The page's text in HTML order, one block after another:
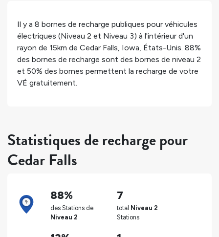
Il y a 8 bornes de recharge publiques pour véhicules
électriques (Niveau 2 et Niveau 3) à l'intérieur d'un
rayon de 15km de Cedar Falls, Iowa, États-Unis. 88%
des bornes de recharge sont des bornes de niveau 2
et 50% des bornes permettent la recharge de votre
VÉ gratuitement.
Statistiques de recharge pour
Cedar Falls
88%
des Stations de
Niveau 2
7
total Niveau 2
Stations